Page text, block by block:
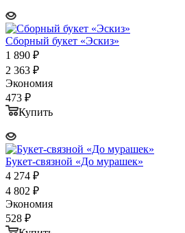
Сборный букет «Эскиз»
1 890 ₽
2 363 ₽
Экономия
473 ₽
Купить
Букет-связной «До мурашек»
4 274 ₽
4 802 ₽
Экономия
528 ₽